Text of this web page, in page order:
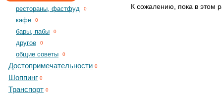
рестораны, фастфуд 0
кафе 0
бары, пабы 0
другое 0
общие советы 0
Достопримечательности 0
Шоппинг 0
Транспорт 0
К сожалению, пока в этом